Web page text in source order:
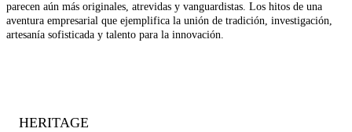
parecen aún más originales, atrevidas y vanguardistas. Los hitos de una
aventura empresarial que ejemplifica la unión de tradición, investigación,
artesanía sofisticada y talento para la innovación.
HERITAGE